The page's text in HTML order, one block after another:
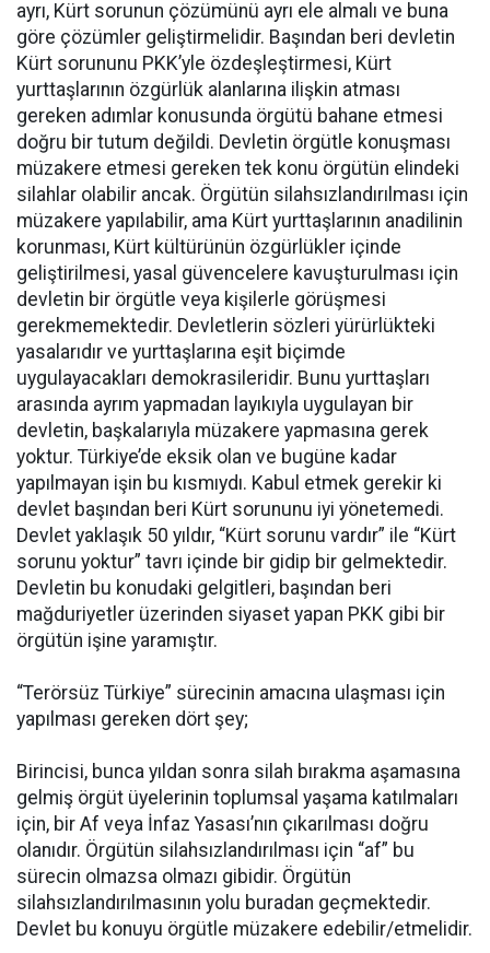
ayrı, Kürt sorunun çözümünü ayrı ele almalı ve buna
göre çözümler geliştirmelidir. Başından beri devletin
Kürt sorununu PKK’yle özdeşleştirmesi, Kürt
yurttaşlarının özgürlük alanlarına ilişkin atması
gereken adımlar konusunda örgütü bahane etmesi
doğru bir tutum değildi. Devletin örgütle konuşması
müzakere etmesi gereken tek konu örgütün elindeki
silahlar olabilir ancak. Örgütün silahsızlandırılması için
müzakere yapılabilir, ama Kürt yurttaşlarının anadilinin
korunması, Kürt kültürünün özgürlükler içinde
geliştirilmesi, yasal güvencelere kavuşturulması için
devletin bir örgütle veya kişilerle görüşmesi
gerekmemektedir. Devletlerin sözleri yürürlükteki
yasalarıdır ve yurttaşlarına eşit biçimde
uygulayacakları demokrasileridir. Bunu yurttaşları
arasında ayrım yapmadan layıkıyla uygulayan bir
devletin, başkalarıyla müzakere yapmasına gerek
yoktur. Türkiye’de eksik olan ve bugüne kadar
yapılmayan işin bu kısmıydı. Kabul etmek gerekir ki
devlet başından beri Kürt sorununu iyi yönetemedi.
Devlet yaklaşık 50 yıldır, “Kürt sorunu vardır” ile “Kürt
sorunu yoktur” tavrı içinde bir gidip bir gelmektedir.
Devletin bu konudaki gelgitleri, başından beri
mağduriyetler üzerinden siyaset yapan PKK gibi bir
örgütün işine yaramıştır.
“Terörsüz Türkiye” sürecinin amacına ulaşması için
yapılması gereken dört şey;
Birincisi, bunca yıldan sonra silah bırakma aşamasına
gelmiş örgüt üyelerinin toplumsal yaşama katılmaları
için, bir Af veya İnfaz Yasası’nın çıkarılması doğru
olanıdır. Örgütün silahsızlandırılması için “af” bu
sürecin olmazsa olmazı gibidir. Örgütün
silahsızlandırılmasının yolu buradan geçmektedir.
Devlet bu konuyu örgütle müzakere edebilir/etmelidir.